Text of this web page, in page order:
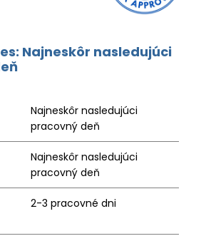
Najneskôr nasledujúci
Najneskôr nasledujúci
pracovný deň
Najneskôr nasledujúci
pracovný deň
2-3 pracovné dni